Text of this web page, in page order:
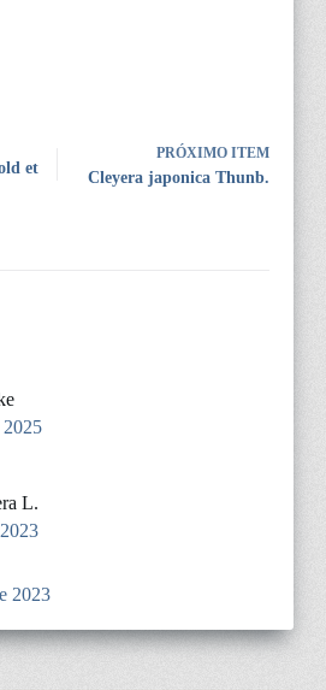
et
PRÓXIMO ITEM
Cleyera japonica Thunb.
2025
L.
2023